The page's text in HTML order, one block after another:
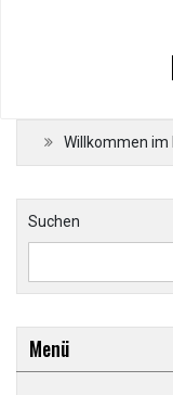
Willkommen im
Suchen
Menü